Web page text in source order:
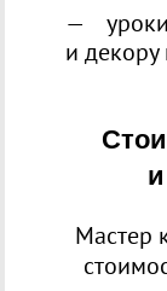
—
и декору
Мастер